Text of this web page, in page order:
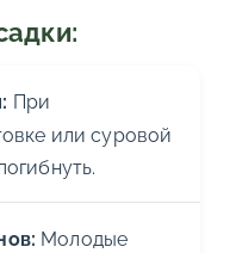
При
или суровой
Молодые